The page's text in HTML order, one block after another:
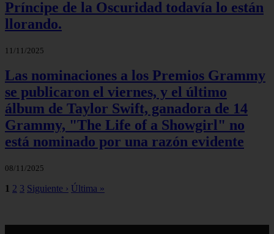
Príncipe de la Oscuridad todavía lo están
llorando.
11/11/2025
Las nominaciones a los Premios Grammy
se publicaron el viernes, y el último
álbum de Taylor Swift, ganadora de 14
Grammy, "The Life of a Showgirl" no
está nominado por una razón evidente
08/11/2025
1 2 3 Siguiente › Última »